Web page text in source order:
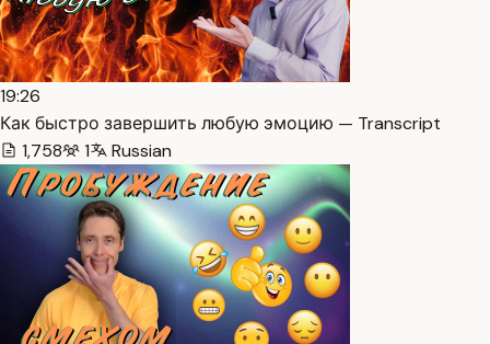
19:26
Как быстро завершить любую эмоцию — Transcript
1,758
1 Russian